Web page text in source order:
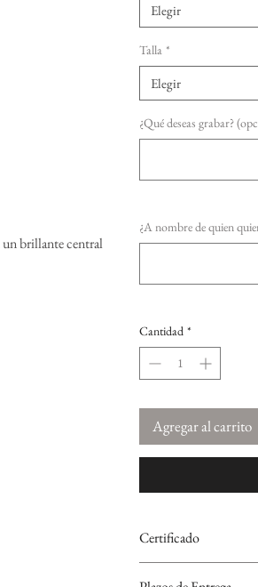
brillante central
Elegir
Talla *
Elegir
¿Qué deseas grabar?
¿A nombre de quien
Cantidad *
Agregar al carrito
Certificado